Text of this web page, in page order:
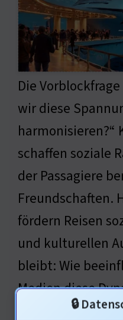
Die
wir diese
harmonisieren?“
schaffen soziale
der Passagiere
Freundschaften.
fördern Reisen
und kulturellen
bleibt: Wie
Medien diese
🔒